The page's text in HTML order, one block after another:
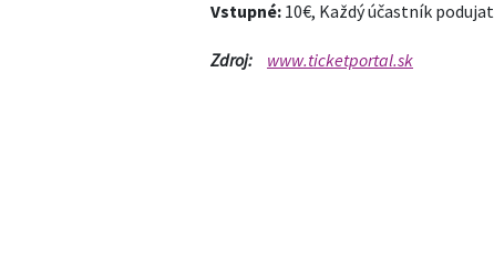
Vstupné: 10€, Každý účastník
Zdroj: www.ticketportal.sk